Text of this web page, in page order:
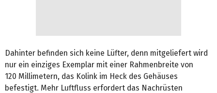
Dahinter befinden sich keine Lüfter, denn mitgeliefert wird
nur ein einziges Exemplar mit einer Rahmenbreite von
120 Millimetern, das Kolink im Heck des Gehäuses
befestigt. Mehr Luftfluss erfordert das Nachrüsten